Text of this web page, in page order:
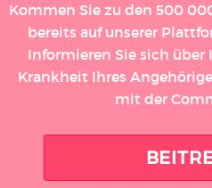
Kommen Sie zu den 500
bereits auf unserer
Informieren Sie sich
Krankheit Ihres
mit der